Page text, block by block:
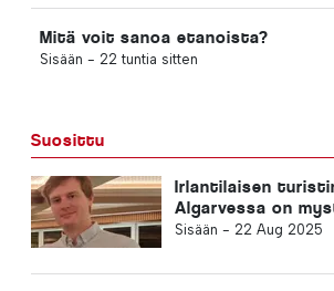
Mitä voit sanoa etanoista?
Sisään - 22 tuntia sitten
Suosittu
Irlantilaisen
Algarvessa on
Sisään - 22 Aug 2025